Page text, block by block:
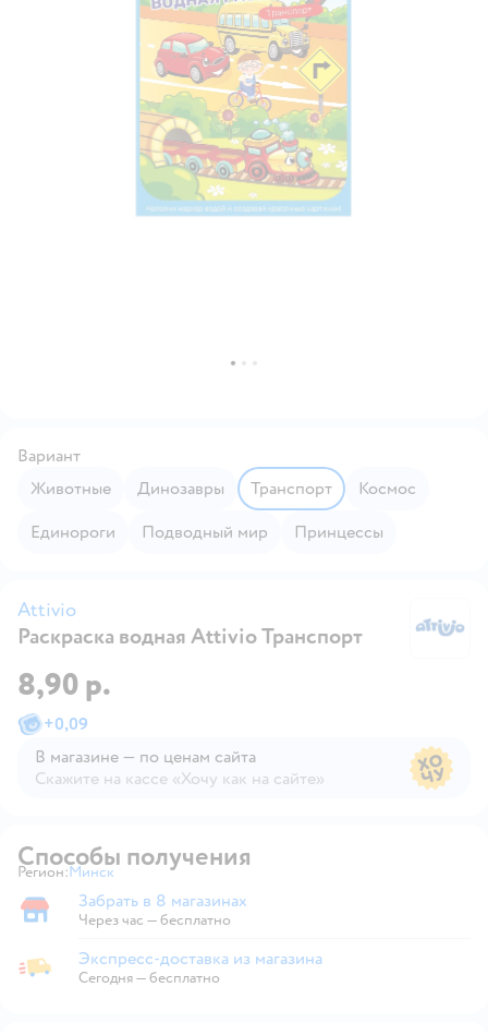
Вариант
Животные
Динозавры Транспорт
Космос
Единороги
Подводный мир Принцессы
Attivio
Раскраска водная Attivio Транспорт
8,90 р.
+0,09
В магазине — по ценам сайта
Скажите на кассе «Хочу как на сайте»
Способы получения
Регион: Выбор адреса доставки.
Минск
Забрать в магазине
Забрать в 8 магазинах
Через час — бесплатно
Экспресс-доставка из магазина
Экспресс-доставка из магазина
Сегодня—бесплатно